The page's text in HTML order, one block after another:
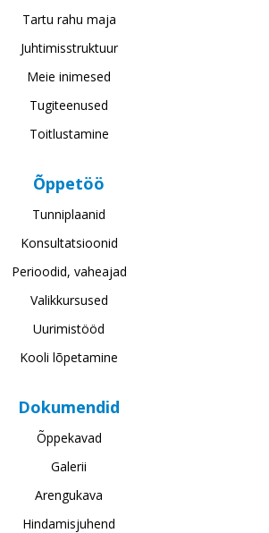
Tartu rahu maja
Juhtimisstruktuur
Meie inimesed
Tugiteenused
Toitlustamine
Õppetöö
Tunniplaanid
Konsultatsioonid
Perioodid, vaheajad
Valikkursused
Uurimistööd
Kooli lõpetamine
Dokumendid
Õppekavad
Galerii
Arengukava
Hindamisjuhend